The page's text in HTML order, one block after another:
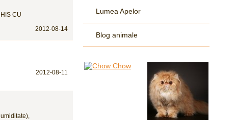
CU
2012-08-14
2012-08-11
Lumea Apelor
Blog animale